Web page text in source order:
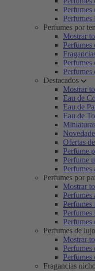
Perfumes
Perfumes
Perfumes por
Mostrar
Perfumes
Perfumes
Destacados
Mostrar
Eau de
Eau de
Eau de
Ofertas
Perfume
Perfume
Perfumes
Perfumes por
Mostrar
Perfumes
Perfumes
Perfumes
Perfumes
Perfumes de lujo
Mostrar
Perfumes
Perfumes
Fragancias